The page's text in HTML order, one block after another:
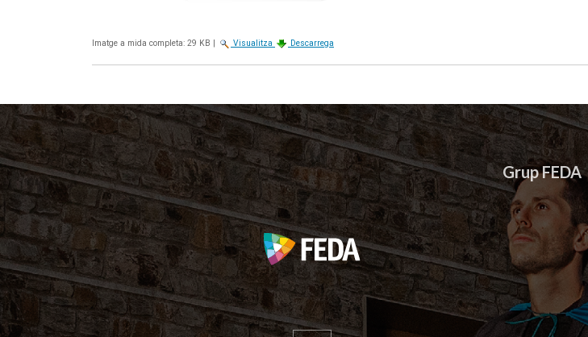
Imatge a mida completa: 29 KB | Visualitza Descarrega
Grup FEDA